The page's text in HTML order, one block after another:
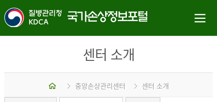
센터 소개
중앙손상관리센터 센터 소개